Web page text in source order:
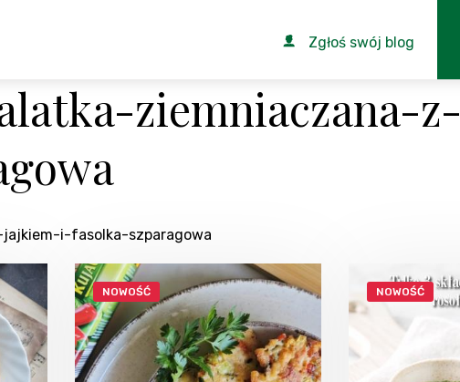
Zgłoś swój blog
ziemniaczana-z-
jajkiem-i-fasolka-szparagowa
NOWOŚĆ NOWOŚĆ